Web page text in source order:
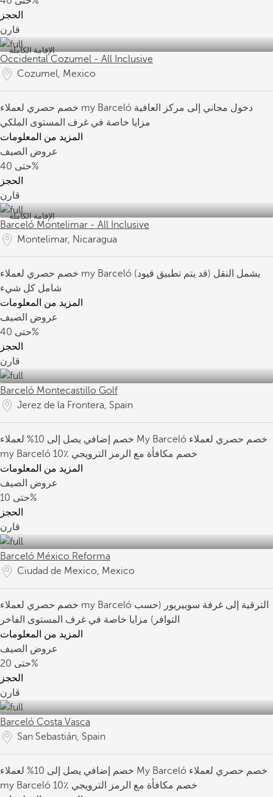
الحجز
قارن
الإقامة الكاملة
Occidental Cozumel - All Inclusive
Cozumel, Mexico
خصم حصري لعملاء my Barceló دخول مجاني إلى مركز العافية
مزايا خاصة في غرف المستوى الملكي
المزيد من المعلومات
عروض الصيف
حتى40%
الحجز
قارن
الإقامة الكاملة
Barceló Montelimar - All Inclusive
Montelimar, Nicaragua
خصم حصري لعملاء my Barceló يشمل النقل (قد يتم تطبيق قيود)
شامل كل شيء
المزيد من المعلومات
عروض الصيف
حتى40%
الحجز
قارن
Barceló Montecastillo Golf
Jerez de la Frontera, Spain
خصم إضافي يصل إلى 10% لعملاء My Barceló خصم حصري لعملاء
my Barceló
10٪ خصم مكافأة مع الرمز الترويجي
المزيد من المعلومات
عروض الصيف
حتى10%
الحجز
قارن
Barceló México Reforma
Ciudad de Mexico, Mexico
خصم حصري لعملاء my Barceló الترقية إلى غرفة سوبيريور (حسب
التوافر) مزايا خاصة في غرف المستوى الفاخر
المزيد من المعلومات
عروض الصيف
حتى20%
الحجز
قارن
Barceló Costa Vasca
San Sebastián, Spain
خصم إضافي يصل إلى 10% لعملاء My Barceló خصم حصري لعملاء
my Barceló
10٪ خصم مكافأة مع الرمز الترويجي